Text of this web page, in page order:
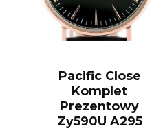
Pacific Close
Komplet
Prezentowy
Zy590U A295